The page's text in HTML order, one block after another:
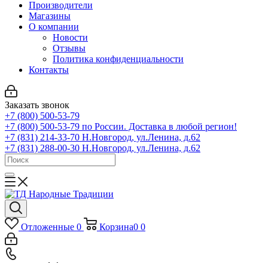
Производители
Магазины
О компании
Новости
Отзывы
Политика конфиденциальности
Контакты
Заказать звонок
+7 (800) 500-53-79
+7 (800) 500-53-79 по России. Доставка в любой регион!
+7 (831) 214-33-70 Н.Новгород, ул.Ленина, д.62
+7 (831) 288-00-30 Н.Новгород, ул.Ленина, д.62
Отложенные 0 Корзина0 0